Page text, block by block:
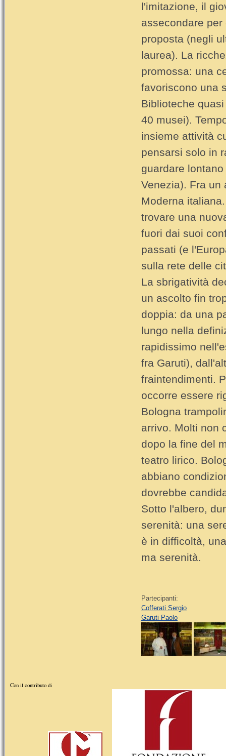
l'imitazione, il
assecondare
proposta (negli
laurea). La
promossa: una
favoriscono una
Biblioteche
40 musei).
insieme attività
pensarsi solo in
guardare
Venezia). Fra un
Moderna
trovare una
fuori dai suoi
passati (e
sulla rete delle
La sbrigatività
un ascolto fin
doppia: da una
lungo nella
rapidissimo
fra Garuti),
fraintendimenti.
occorre essere
Bologna
arrivo. Molti non
dopo la fine del
teatro lirico.
abbiano
dovrebbe
Sotto l'albero,
serenità: una
è in difficoltà,
ma serenità.
Partecipanti:
Cofferati Sergio
Garuti Paolo
Con il contributo di